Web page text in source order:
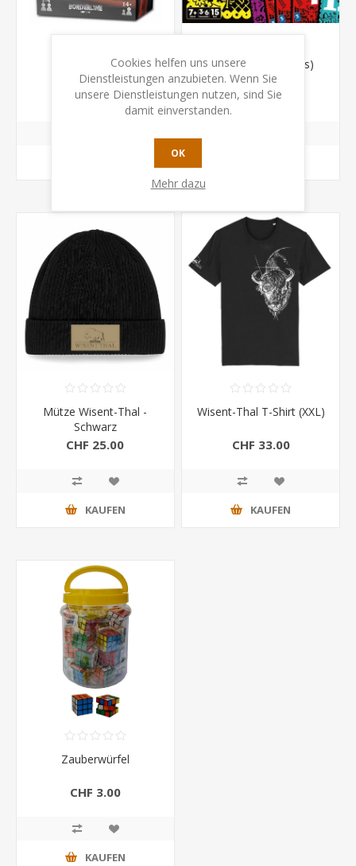
Kluster
CHF 28.50
Trio (Coctail Games)
CHF 17.50
Mütze Wisent-Thal -
Schwarz
CHF 25.00
KAUFEN
Wisent-Thal T-Shirt (XXL)
CHF 33.00
KAUFEN
Zauberwürfel
CHF 3.00
KAUFEN
Cookies helfen uns unsere
Dienstleistungen anzubieten. Wenn Sie
unsere Dienstleistungen nutzen, sind Sie
damit einverstanden.
OK
Mehr dazu